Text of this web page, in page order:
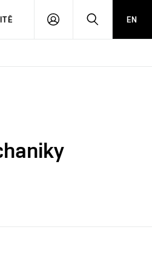
PŘIHLÁSIT HLEDATEN